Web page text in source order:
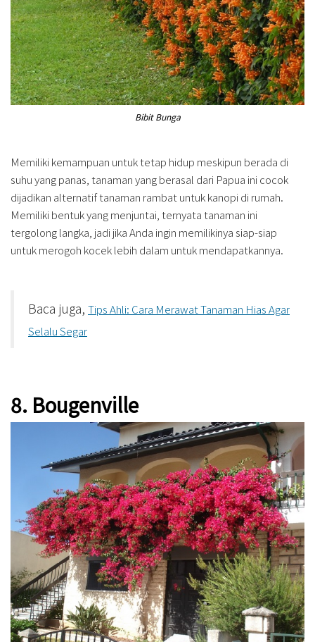
Bibit Bunga
Memiliki kemampuan untuk tetap hidup meskipun berada di
suhu yang panas, tanaman yang berasal dari Papua ini cocok
dijadikan alternatif tanaman rambat untuk kanopi di rumah.
Memiliki bentuk yang menjuntai, ternyata tanaman ini
tergolong langka, jadi jika Anda ingin memilikinya siap-siap
untuk merogoh kocek lebih dalam untuk mendapatkannya.
Baca juga, Tips Ahli: Cara Merawat Tanaman Hias Agar
Selalu Segar
8. Bougenville